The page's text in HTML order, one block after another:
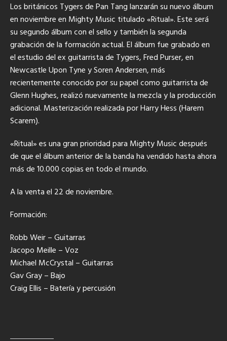
Los británicos Tygers de Pan Tang lanzarán su nuevo álbum
en noviembre en Mighty Music titulado «Ritual». Este será
su segundo álbum con el sello y también la segunda
grabación de la formación actual. El álbum fue grabado en
el estudio del ex guitarrista de Tygers, Fred Purser, en
Newcastle Upon Tyne y Soren Andersen, más
recientemente conocido por su papel como guitarrista de
Glenn Hughes, realizó nuevamente la mezcla y la producción
adicional. Masterización realizada por Harry Hess (Harem
Scarem).
«Ritual» es una gran prioridad para Mighty Music después
de que el álbum anterior de la banda ha vendido hasta ahora
más de 10.000 copias en todo el mundo.
A la venta el 22 de noviembre.
Formación:
Robb Weir – Guitarras
Jacopo Meille – Voz
Michael McCrystal – Guitarras
Gav Gray – Bajo
Craig Ellis – Batería y percusión